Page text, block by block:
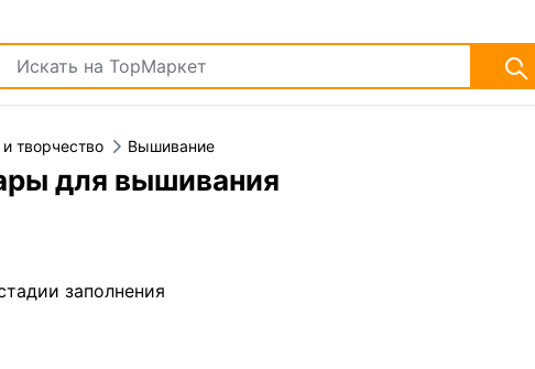
творчество Вышивание
для вышивания
заполнения